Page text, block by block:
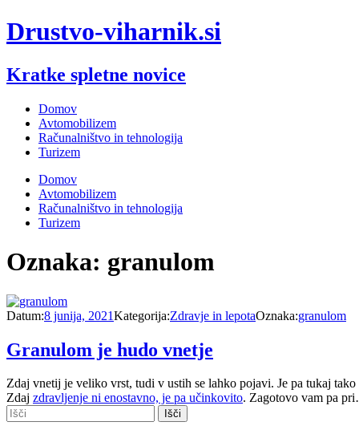
Drustvo-viharnik.si
Kratke spletne novice
Domov
Avtomobilizem
Računalništvo in tehnologija
Turizem
Domov
Avtomobilizem
Računalništvo in tehnologija
Turizem
Oznaka: granulom
Datum:8 junija, 2021Kategorija:Zdravje in lepotaOznaka:granulom
Granulom je hudo vnetje
Zdaj vnetij je veliko vrst, tudi v ustih se lahko pojavi. Je pa tukaj
Zdaj zdravljenje ni enostavno, je pa učinkovito. Zagotovo vam pa